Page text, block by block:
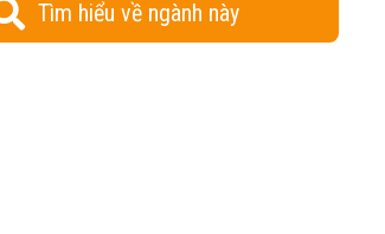
Tìm hiểu về ngành này